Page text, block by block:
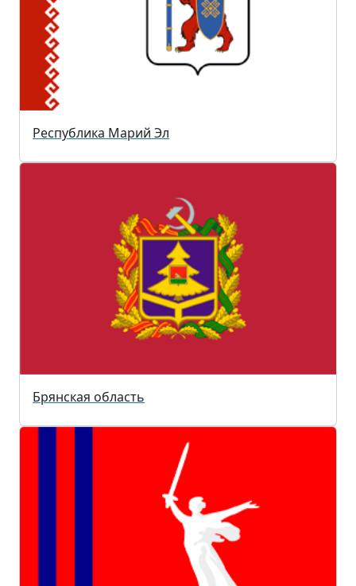
Республика Марий Эл
Брянская область